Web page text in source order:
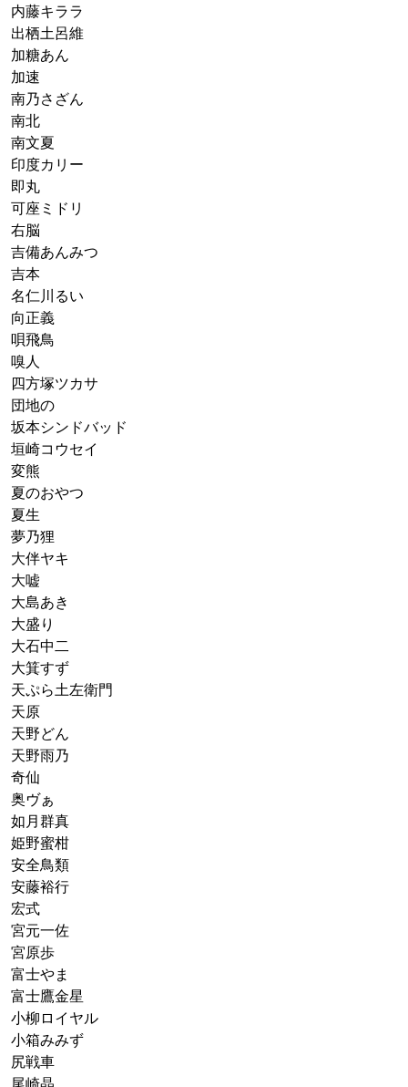
内藤キララ
出栖土呂維
加糖あん
加速
南乃さざん
南北
南文夏
印度カリー
即丸
可座ミドリ
右脳
吉備あんみつ
吉本
名仁川るい
向正義
唄飛鳥
嗅人
四方塚ツカサ
団地の
坂本シンドバッド
垣崎コウセイ
変熊
夏のおやつ
夏生
夢乃狸
大伴ヤキ
大嘘
大島あき
大盛り
大石中二
大箕すず
天ぷら土左衛門
天原
天野どん
天野雨乃
奇仙
奥ヴぁ
如月群真
姫野蜜柑
安全鳥類
安藤裕行
宏式
宮元一佐
宮原歩
富士やま
富士鷹金星
小柳ロイヤル
小箱みみず
尻戦車